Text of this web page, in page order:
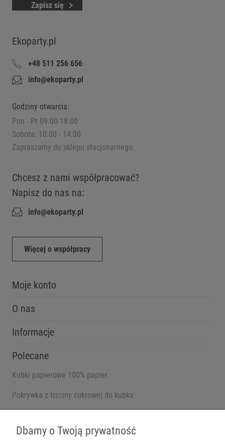
Zapisz się
Ekoparty.pl
+48 511 256 656
info@ekoparty.pl
Godziny otwarcia:
Pon - Pt 09:00-18:00
Sobota: 10:00 - 14:00
Zapraszamy do sklepu stacjonarnego.
Chcesz z nami współpracować?
Napisz do nas na:
info@ekoparty.pl
Więcej o współpracy
Moje konto
O nas
Informacje
Polecane
Kubki papierowe 100% papier
Pokrywka z trzciny cukrowej do kubka
Dbamy o Twoją prywatność